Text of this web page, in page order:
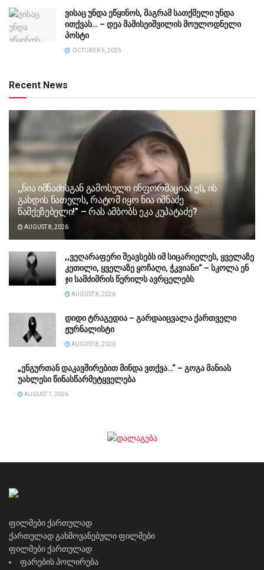
ვისაც უნდა ეწყინოს, მაგრამ სათქმელი უნდა
ითქვას… – დეა მამისეიშვილის მოულოდნელი
პოსტი
OCTOBER 5, 2025
Recent News
,,ნია იმნაძისგან გამოსული ინფორმაციაა ეს, ის
გახდის ნათელს, რატომ იყო ნია იმნაძე
წამქეზებელი!” – რას ამბობს ეკა კუპატაძე?
AUGUST 8, 2026
,,ვეღარაფერი შეავსებს იმ სიცარიელეს, ყველაზე
კეთილი, ყველაზე ყოჩაღი, ჭკვიანი“ – სკოლა ენ
ჯი სამძიმრის წერილს ავრცელებს
AUGUST 8, 2026
დიდი ტრაგედია – გარდაიცვალა ქართველი
ჟურნალისტი
AUGUST 8, 2026
„ენგურთან დაკავშირებით მინდა ვთქვა…“ – გოგა მანიას
უახლესი წინასწარმეტყველება
AUGUST 7, 2026
ფილმები ქართულად
ქართულად გახმოვანებული ფილმები
ფილმები ქართულად
ფარების პოლირება